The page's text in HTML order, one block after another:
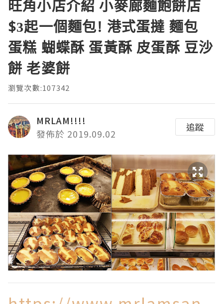
旺角小店介紹 小麥廊麵飽餅店
$3起一個麵包! 港式蛋撻 麵包
蛋糕 蝴蝶酥 蛋黃酥 皮蛋酥 豆沙
餅 老婆餅
瀏覽次數:107342
MRLAM!!!!
發佈於 2019.09.02
追蹤